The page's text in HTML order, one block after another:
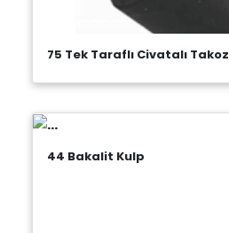
75 Tek Taraflı Civatalı Takoz
44 Bakalit Kulp